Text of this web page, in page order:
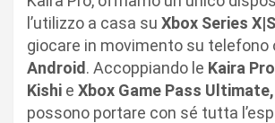
l’utilizzo a casa su Xbox Series
giocare in movimento su telefono
Android. Accoppiando le Kaira Pro
Kishi e Xbox Game Pass Ultimate,
possono portare con sé tutta